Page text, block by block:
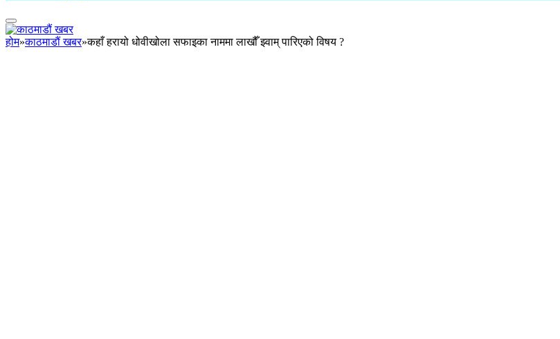
होम»काठमाडौं खबर»कहाँ हरायो धोवीखोला सफाइका नाममा लाखौँ झ्वाम् पारिएको विषय ?